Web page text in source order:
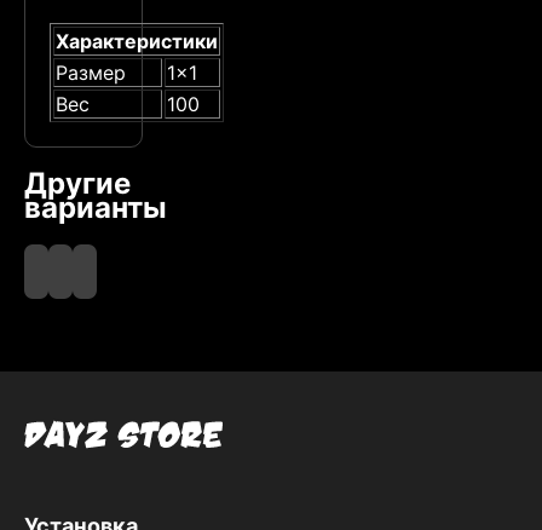
Характеристики
Размер
1x1
Вес
100
Другие
варианты